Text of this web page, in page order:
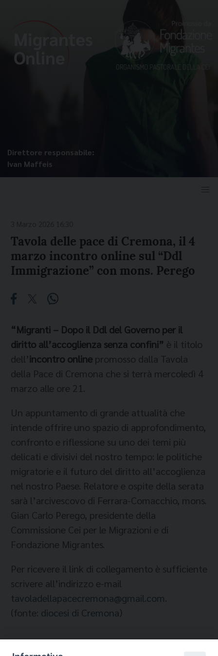
Direttore responsabile:
Ivan Maffeis
Tavola delle pace di Cremona, il 4
marzo incontro online sul “Ddl
Immigrazione” con mons. Perego
“Migranti – Dopo il Ddl del Governo per il
diritto all’accoglienza senza confini” è il titolo
dell’incontro online promosso dalla Tavola
della Pace di Cremona che si terrà mercoledì 4
marzo alle ore 21.
Un appuntamento di grande attualità che
intende offrire uno spazio di approfondimento,
confronto e riflessione su uno dei temi più
delicati e divisivi del nostro tempo: le politiche
migratorie e il futuro del diritto all’accoglienza
nel nostro Paese. Relatore e ospite della serata
sarà l’arcivescovo di Ferrara-Comacchio, mons.
Gian Carlo Perego, presidente della
Commissione Cei per le Migrazioni e di
Fondazione Migrantes.
Per ricevere il link di collegamento è sufficiente
scrivere all’indirizzo e-mail
tavoladellapacecremona@gmail.com.
(fonte: diocesi di Cremona)